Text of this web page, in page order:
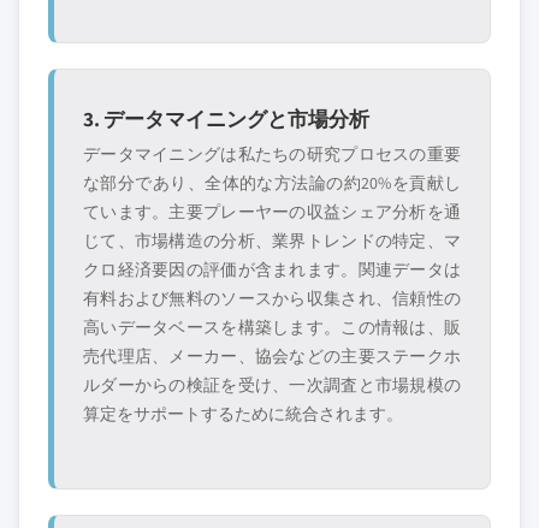
3. データマイニングと市場分析
データマイニングは私たちの研究プロセスの重要
な部分であり、全体的な方法論の約20%を貢献し
ています。主要プレーヤーの収益シェア分析を通
じて、市場構造の分析、業界トレンドの特定、マ
クロ経済要因の評価が含まれます。関連データは
有料および無料のソースから収集され、信頼性の
高いデータベースを構築します。この情報は、販
売代理店、メーカー、協会などの主要ステークホ
ルダーからの検証を受け、一次調査と市場規模の
算定をサポートするために統合されます。